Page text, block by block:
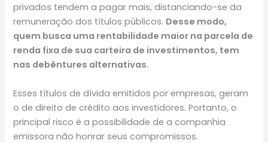
privados tendem a pagar mais, distanciando-se da
remuneração dos títulos públicos. Desse modo,
quem busca uma rentabilidade maior na parcela de
renda fixa de sua carteira de investimentos, tem
nas debêntures alternativas.
Esses títulos de dívida emitidos por empresas, geram
o de direito de crédito aos investidores. Portanto, o
principal risco é a possibilidade de a companhia
emissora não honrar seus compromissos.